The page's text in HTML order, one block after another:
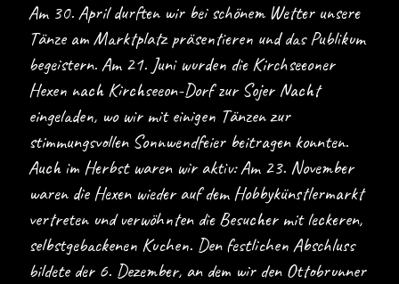
Am 30. April durften wir bei schönem Wetter unsere
Tänze am Marktplatz präsentieren und das Publikum
begeistern. Am 21. Juni wurden die Kirchseeoner
Hexen nach Kirchseeon-Dorf zur Sojer Nacht
eingeladen, wo wir mit einigen Tänzen zur
stimmungsvollen Sonnwendfeier beitragen konnten.
Auch im Herbst waren wir aktiv: Am 23. November
waren die Hexen wieder auf dem Hobbykünstlermarkt
vertreten und verwöhnten die Besucher mit leckeren,
selbstgebackenen Kuchen. Den festlichen Abschluss
bildete der 6. Dezember, an dem wir den Ottobrunner